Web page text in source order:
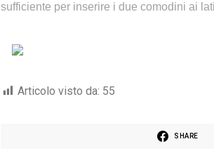
sufficiente per inserire i due comodini ai
Articolo visto da: 55
SHARE